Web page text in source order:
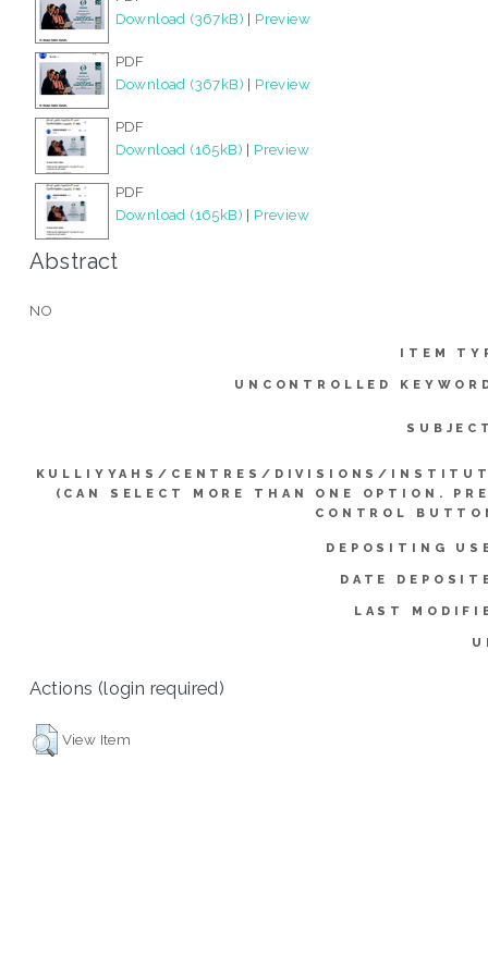
Download (367kB) | Preview
PDF
Download (367kB) | Preview
PDF
Download (165kB) | Preview
PDF
Download (165kB) | Preview
Abstract
NO
ITEM
UNCONTROLLED
KULLIYYAHS/CENTRES/DIVISIONS/
(CAN SELECT MORE THAN ONE OPTION.
CONTROL
DEPOSITING
DATE
LAST
Actions (login required)
View Item